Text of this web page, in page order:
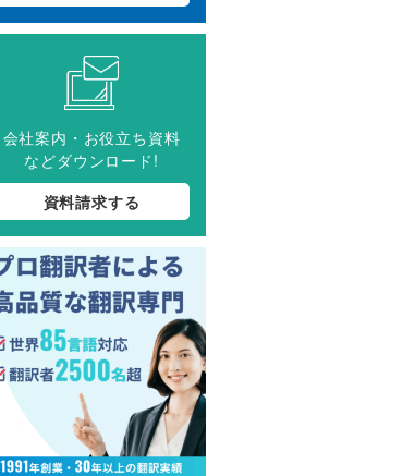
会社案内・お役立ち資料
などダウンロード!
資料請求する